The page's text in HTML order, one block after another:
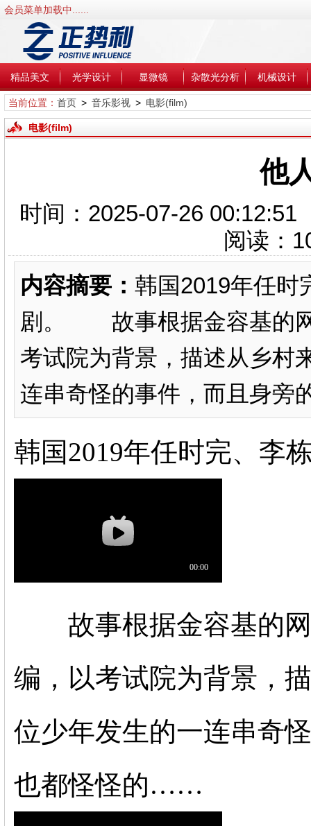
会员菜单加载中......
精品美文 光学设计 显微镜 杂散光分析 机械设计
当前位置： 首页> 音乐影视> 电影(film)
电影(film)
他
时间：2025-07-26
阅读：
内容摘要： 韩国2019年任时
剧。 故事根据金容基的网
考试院为背景，描述从乡村
连串奇怪的事件，而且身
韩国2019年任时完、李
故事根据金容基的网
编，以考试院为背景，
位少年发生的一连串奇
也都怪怪的……